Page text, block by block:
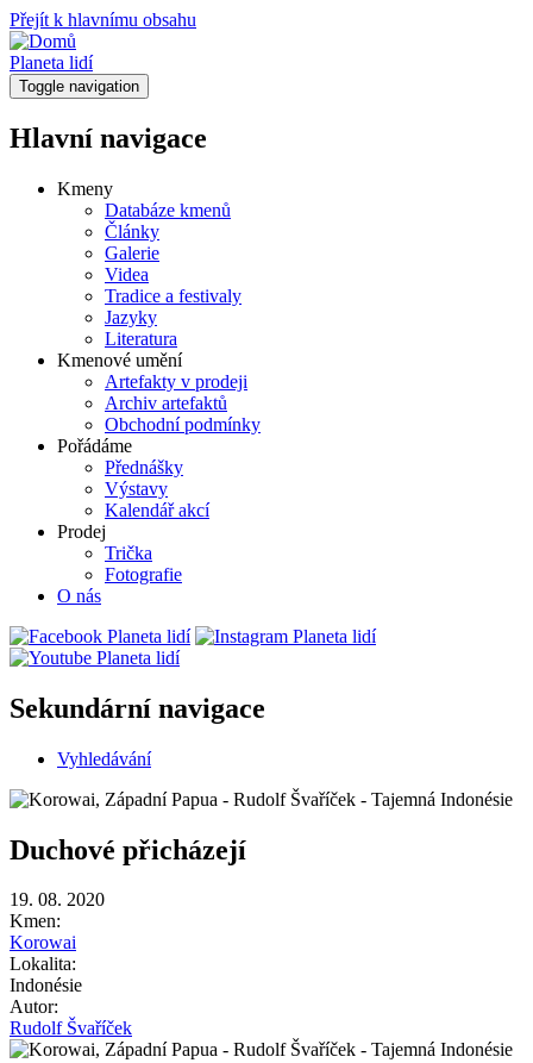
Přejít k hlavnímu obsahu
Planeta lidí
Toggle navigation
Hlavní navigace
Kmeny
Databáze kmenů
Články
Galerie
Videa
Tradice a festivaly
Jazyky
Literatura
Kmenové umění
Artefakty v prodeji
Archiv artefaktů
Obchodní podmínky
Pořádáme
Přednášky
Výstavy
Kalendář akcí
Prodej
Trička
Fotografie
O nás
Sekundární navigace
Vyhledávání
Duchové přicházejí
19. 08. 2020
Kmen:
Korowai
Lokalita:
Indonésie
Autor:
Rudolf Švaříček